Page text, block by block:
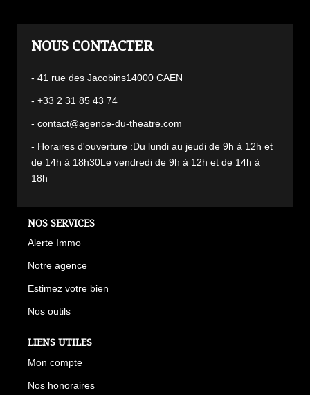
L'AGENCE
- 41 rue des Jacobins14000 CAEN
- +33 2 31 85 43 74
- contact@agence-du-theatre.com
- Horaires d'ouverture :Du lundi au jeudi de 9h à 12h et
de 14h à 18h30Le vendredi de 9h à 12h et de 14h à
18h
NOS SERVICES
Alerte Immo
Notre agence
Estimez votre bien
Nos outils
LIENS UTILES
Mon compte
Nos honoraires